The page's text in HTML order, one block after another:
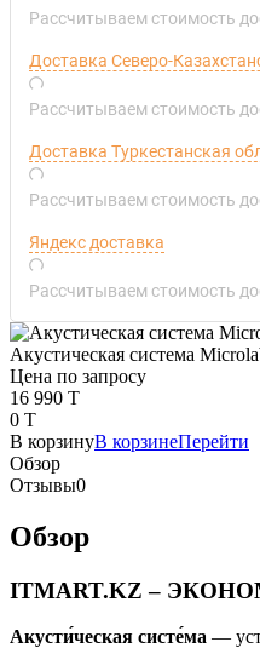
Рассчитываем стоимость
Доставка Северо-
Рассчитываем стоимость
Доставка Туркестанская
Рассчитываем стоимость
Яндекс доставка
Рассчитываем стоимость
Акустическая система
Цена по запросу
16 990 T
0 T
В корзинуВ корзинеПерейти
Обзор
Отзывы0
Обзор
ITMART.KZ –
Акусти́ческая систе́ма —